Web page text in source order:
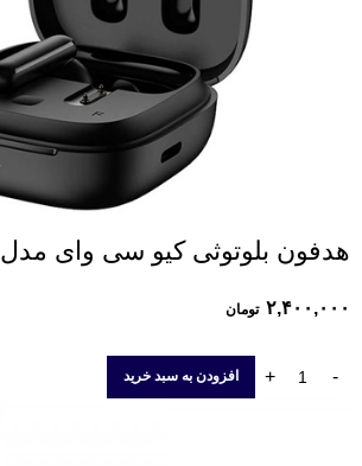
هدفون بلوتوثی کیو سی وای مدل QCY T13
۲,۴۰۰,۰۰۰ تومان
افزودن به سبد خرید